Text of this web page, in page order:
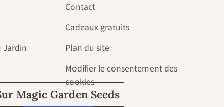
jardin.
Magic Garden Seeds
Jardin
Contact
Cadeaux gratuits
Plan du site
Modifier le consentement des
cookies